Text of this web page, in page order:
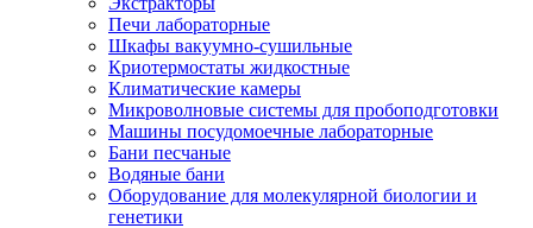
Печи лабораторные
Шкафы вакуумно-сушильные
Криотермостаты жидкостные
Климатические камеры
Микроволновые системы для пробоподготовки
Машины посудомоечные лабораторные
Бани песчаные
Водяные бани
Оборудование для молекулярной биологии и
генетики